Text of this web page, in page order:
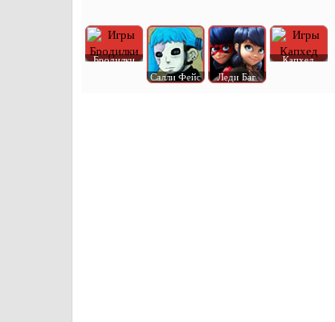
Бродилки
Салли Фейс
Леди Баг
Капхед